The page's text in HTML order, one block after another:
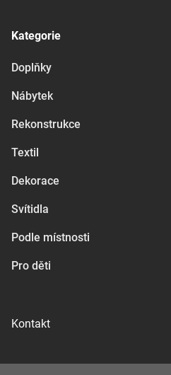
Kategorie
Doplňky
Nábytek
Rekonstrukce
Textil
Dekorace
Svítidla
Podle místnosti
Pro děti
Kontakt